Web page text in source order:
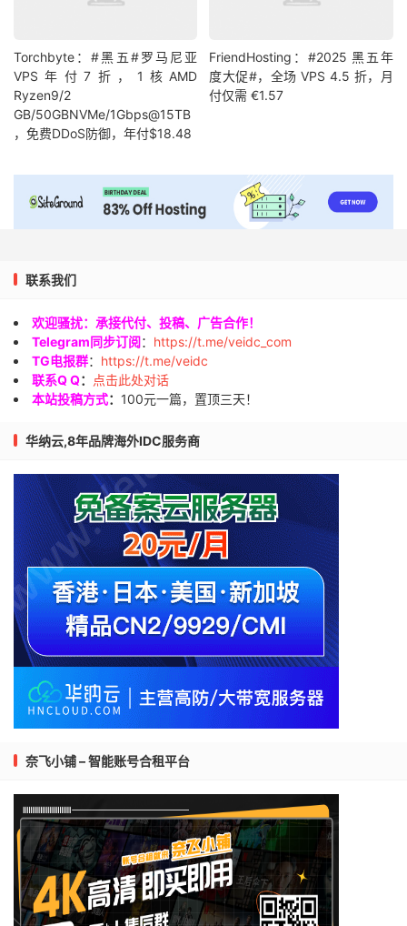
Torchbyte：#黑五#罗马尼亚
VPS年付7折，1核AMD
Ryzen9/2
GB/50GBNVMe/1Gbps@15TB
，免费DDoS防御，年付$18.48
FriendHosting：#2025 黑五年
度大促#，全场 VPS 4.5 折，月
付仅需 €1.57
联系我们
欢迎骚扰：承接代付、投稿、广告合作！
Telegram同步订阅： https://t.me/veidc_com
TG电报群： https://t.me/veidc
联系Q Q：
点击此处对话
本站投稿方式： 100元一篇，置顶三天！
华纳云,8年品牌海外IDC服务商
奈飞小铺 – 智能账号合租平台